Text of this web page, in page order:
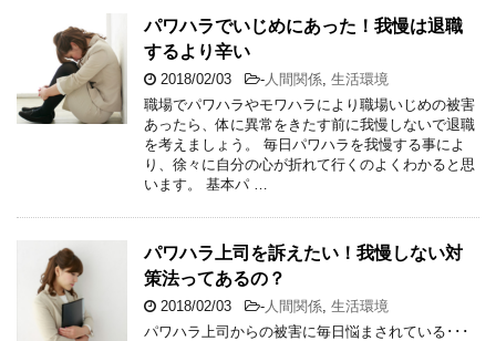
パワハラでいじめにあった！我慢は退職
するより辛い
2018/02/03 -人間関係, 生活環境
職場でパワハラやモワハラにより職場いじめの被害
あったら、体に異常をきたす前に我慢しないで退職
を考えましょう。 毎日パワハラを我慢する事によ
り、徐々に自分の心が折れて行くのよくわかると思
います。 基本パ …
パワハラ上司を訴えたい！我慢しない対
策法ってあるの？
2018/02/03 -人間関係, 生活環境
パワハラ上司からの被害に毎日悩まされている･･･